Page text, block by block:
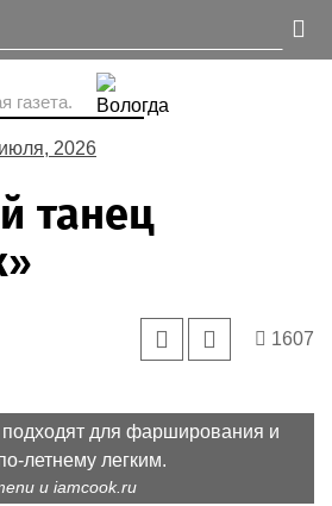
газета.
2026
танец
1607
подходят для фарширования и
летнему легким.
и iamcook.ru